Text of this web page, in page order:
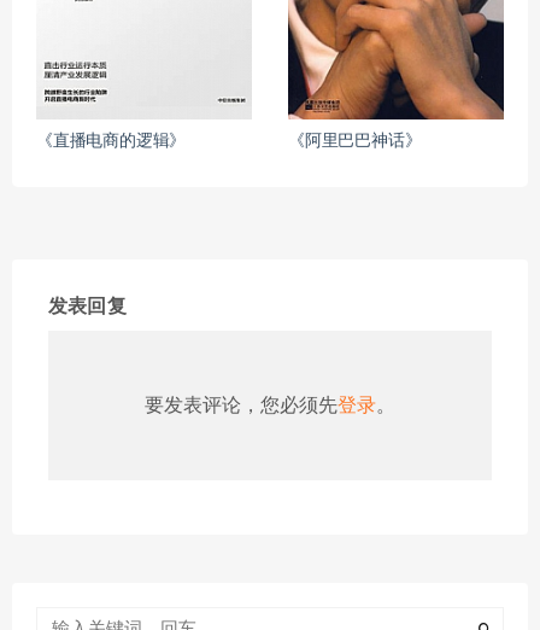
《直播电商的逻辑》 《阿里巴巴神话》
发表回复
要发表评论，您必须先登录。